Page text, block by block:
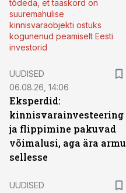
tõdeda, et taaskord on
suuremahulise
kinnisvaraobjekti ostuks
kogunenud peamiselt Eesti
investorid
UUDISED
06.08.26, 14:06
Eksperdid:
kinnisvarainvesteering
ja flippimine pakuvad
võimalusi, aga ära armu
sellesse
UUDISED